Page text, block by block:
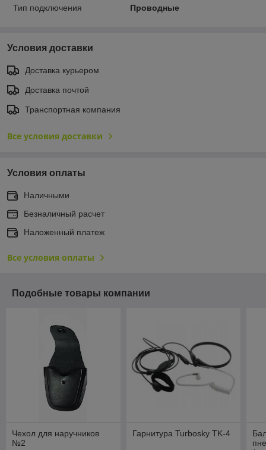
Тип подключения
Проводные
Условия доставки
Доставка курьером
Доставка почтой
Транспортная компания
Все условия доставки
Условия оплаты
Наличными
Безналичный расчет
Наложенный платеж
Все условия оплаты
Подобные товары компании
Чехол для наручников
№2
Гарнитура Turbosky TK-4